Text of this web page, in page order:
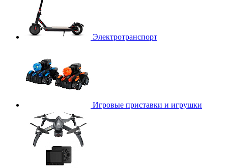
Электротранспорт
Игровые приставки и игрушки